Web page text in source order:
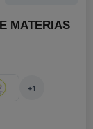
MATERIAS
+1